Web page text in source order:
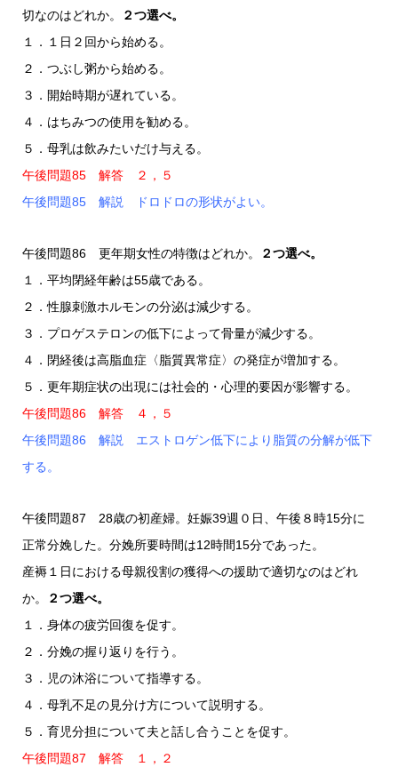
切なのはどれか。
２つ選べ。
１．１日２回から始める。
２．つぶし粥から始める。
３．開始時期が遅れている。
４．はちみつの使用を勧める。
５．母乳は飲みたいだけ与える。
午後問題85 解答 ２，５
午後問題85 解説 ドロドロの形状がよい。
午後問題86 更年期女性の特徴はどれか。
２つ選べ。
１．平均閉経年齢は55歳である。
２．性腺刺激ホルモンの分泌は減少する。
３．プロゲステロンの低下によって骨量が減少する。
４．閉経後は高脂血症〈脂質異常症〉の発症が増加する。
５．更年期症状の出現には社会的・心理的要因が影響する。
午後問題86 解答 ４，５
午後問題86 解説 エストロゲン低下により脂質の分解が低下
する。
午後問題87 28歳の初産婦。妊娠39週０日、午後８時15分に
正常分娩した。分娩所要時間は12時間15分であった。
産褥１日における母親役割の獲得への援助で適切なのはどれ
か。
２つ選べ。
１．身体の疲労回復を促す。
２．分娩の握り返りを行う。
３．児の沐浴について指導する。
４．母乳不足の見分け方について説明する。
５．育児分担について夫と話し合うことを促す。
午後問題87 解答 １，２